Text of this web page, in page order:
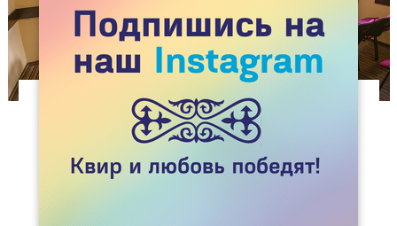
ОТКРЫТ ПРИЕМ ЗАЯВОК В ШКОЛУ ЛИДЕРОВ
ДЛЯ МСМ И ТРАНС*ЛЮДЕЙ
11